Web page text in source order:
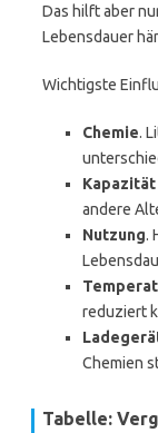
Das hilft aber
Lebensdauer
Wichtigste
Chemie.
Kapazität
andere
Nutzung.
reduziert
Chemien
Tabelle: